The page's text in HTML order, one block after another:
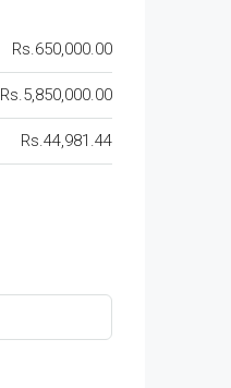
Rs.650,000.00
Rs.5,850,000.00
Rs.44,981.44